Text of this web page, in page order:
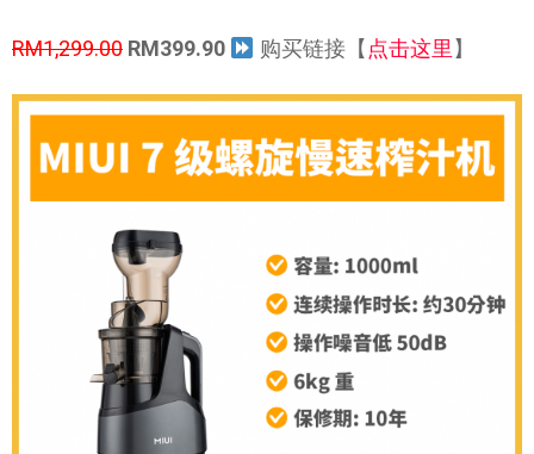
RM1,299.00 RM399.90 购买链接【 点击这里 】